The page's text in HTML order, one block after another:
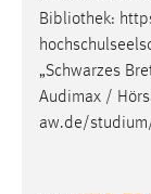
Bibliothek:
„Schwarzes
Audimax /
aw.de/